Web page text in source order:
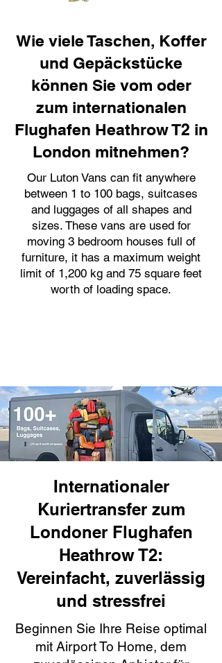
Wie viele Taschen, Koffer
und Gepäckstücke
können Sie vom oder
zum internationalen
Flughafen Heathrow T2 in
London mitnehmen?
Our Luton Vans can fit anywhere
between 1 to 100 bags, suitcases
and luggages of all shapes and
sizes. These vans are used for
moving 3 bedroom houses full of
furniture, it has a maximum weight
limit of 1,200 kg and 75 square feet
worth of loading space.
Internationaler
Kuriertransfer zum
Londoner Flughafen
Heathrow T2:
Vereinfacht, zuverlässig
und stressfrei
Beginnen Sie Ihre Reise optimal
mit Airport To Home, dem